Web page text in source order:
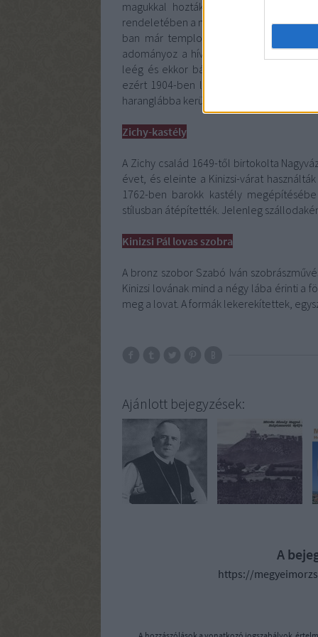
magukkal hozták s elterjesztették a
rendeletében a nagyvázsonyi végvár
ban már templomot is építhetnek a
adományoz a hívők számára, melyre
leég és ekkor bádog- és cserépfedésre
ezért 1904-ben lebontották, a falakat
haranglábba kerültek át. A templomot
Zichy-kastély
A Zichy család 1649-től birtokolta
évet, és eleinte a Kinizsi-várat
1762-ben barokk kastély
stílusban átépítették. Jelenleg
Kinizsi Pál lovas szobra
A bronz szobor Szabó Iván
Kinizsi lovának mind a négy lába érinti a
meg a lovat. A formák lekerekítettek,
Ajánlott bejegyzések:
A
https://